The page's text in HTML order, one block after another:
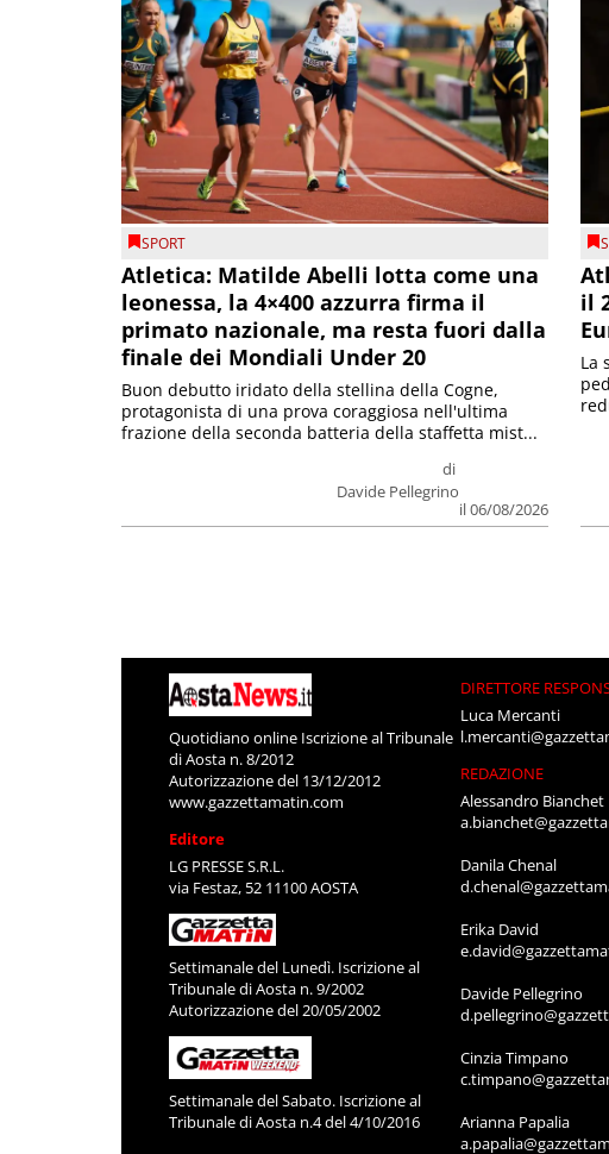
SPORT
Atletica: Matilde Abelli lotta come una
leonessa, la 4×400 azzurra firma il
primato nazionale, ma resta fuori dalla
finale dei Mondiali Under 20
di
Davide Pellegrino
il 06/08/2026
Buon debutto iridato della stellina della Cogne,
protagonista di una prova coraggiosa nell'ultima
frazione della seconda batteria della staffetta mist...
il
La
Quotidiano online Iscrizione al Tribunale
di Aosta n. 8/2012
Autorizzazione del 13/12/2012
www.gazzettamatin.com
Editore
LG PRESSE S.R.L.
via Festaz, 52 11100 AOSTA
Settimanale del Lunedì. Iscrizione al
Tribunale di Aosta n. 9/2002
Autorizzazione del 20/05/2002
Settimanale del Sabato. Iscrizione al
Tribunale di Aosta n.4 del 4/10/2016
DIRETTORE
Luca Mercanti
REDAZIONE
Alessandro Bianchet
Danila Chenal
Erika David
Davide Pellegrino
Cinzia Timpano
Arianna Papalia